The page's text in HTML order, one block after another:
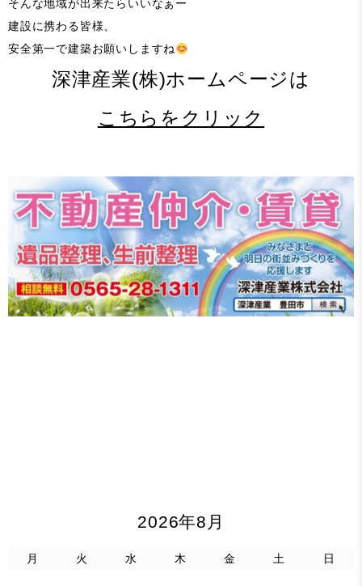
そんな地域が出来たらいいなぁー
建設に携わる皆様、
安全第一で建築お願いしますね
深津産業(株)ホームページは
こちらをクリック
2026年8月
月 火 水 木 金 土 日